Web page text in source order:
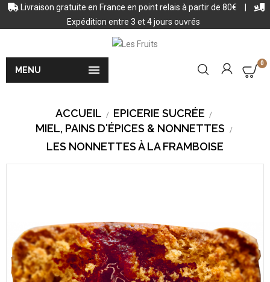
Livraison gratuite en France en point relais à partir de 80€
Expédition entre 3 et 4 jours ouvrés

MENU
0
ACCUEIL
EPICERIE SUCRÉE
MIEL, PAINS D'ÉPICES & NONNETTES
LES NONNETTES À LA FRAMBOISE